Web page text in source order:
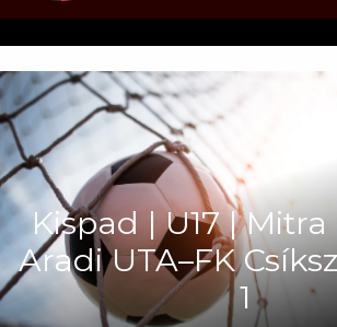
Kispad | U17 |
Aradi UTA–FK
1